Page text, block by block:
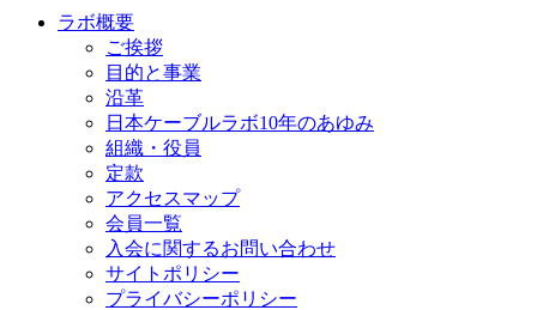
ラボ概要
ご挨拶
目的と事業
沿革
日本ケーブルラボ10年のあゆみ
組織・役員
定款
アクセスマップ
会員一覧
入会に関するお問い合わせ
サイトポリシー
プライバシーポリシー